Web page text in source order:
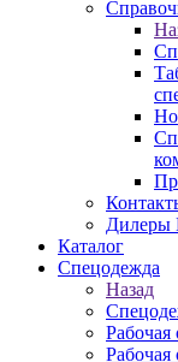
Каталог
Спецодежда
Назад
Рабочая
Рабочая